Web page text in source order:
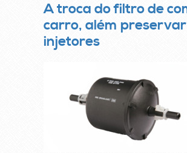
A troca do filtro de
carro, além
injetores